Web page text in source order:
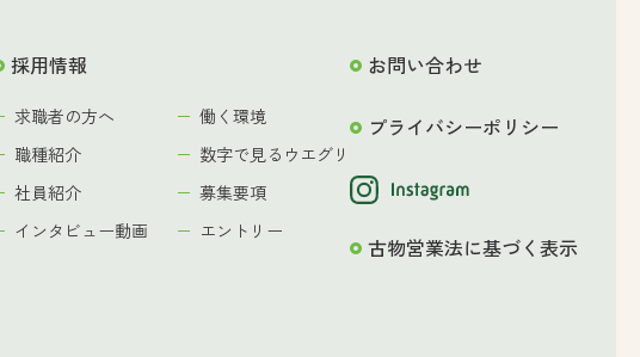
採用情報
求職者の方へ
職種紹介
社員紹介
インタビュー動画
働く環境
数字で見るウエグリ
募集要項
エントリー
お問い合わせ
プライバシーポリシー
古物営業法に基づく表示